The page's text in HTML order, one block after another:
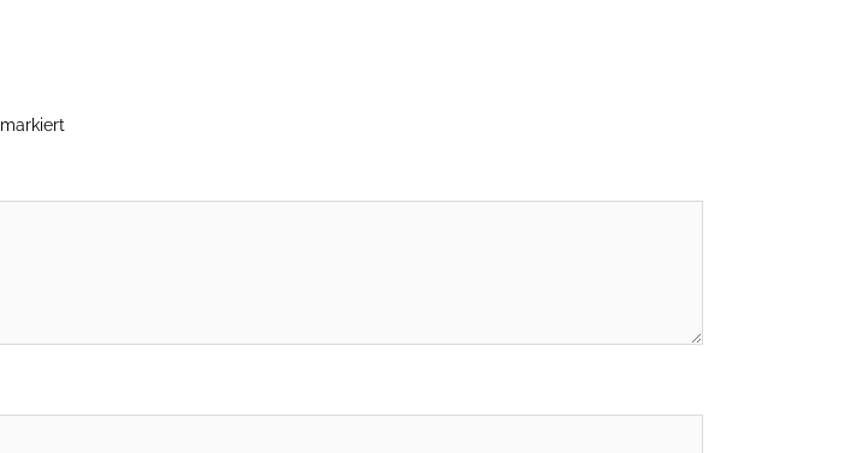
markiert